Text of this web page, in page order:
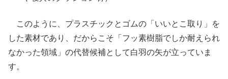
このように、プラスチックとゴムの「いいとこ取り」を
した素材であり、だからこそ「フッ素樹脂でしか耐えられ
なかった領域」の代替候補として白羽の矢が立っていま
す。